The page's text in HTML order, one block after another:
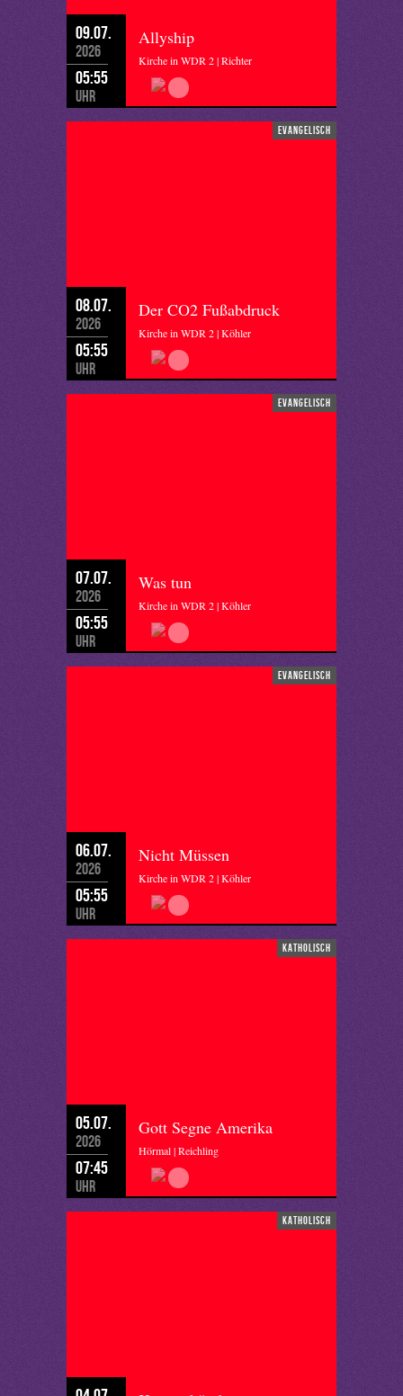
09.07.
2026
05:55
Uhr
Allyship
Kirche in WDR 2 | Richter
evangelisch
08.07.
2026
05:55
Uhr
Der CO2 Fußabdruck
Kirche in WDR 2 | Köhler
evangelisch
07.07.
2026
05:55
Uhr
Was tun
Kirche in WDR 2 | Köhler
evangelisch
06.07.
2026
05:55
Uhr
Nicht Müssen
Kirche in WDR 2 | Köhler
katholisch
05.07.
2026
07:45
Uhr
Gott Segne Amerika
Hörmal | Reichling
katholisch